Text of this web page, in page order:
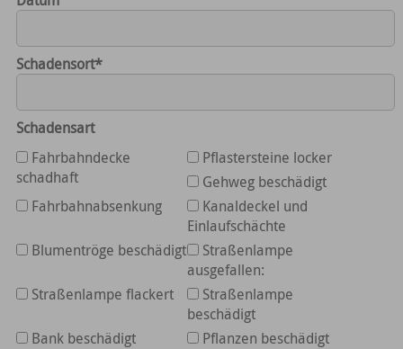
Schadensort*
Schadensart
Fahrbahndecke
schadhaft
Pflastersteine locker
Gehweg beschädigt
Fahrbahnabsenkung
Kanaldeckel und
Einlaufschächte
Blumentröge beschädigt
Straßenlampe
ausgefallen:
Straßenlampe flackert
Straßenlampe
beschädigt
Bank beschädigt
Pflanzen beschädigt